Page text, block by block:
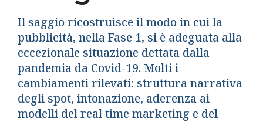
Il saggio ricostruisce il modo in cui la
pubblicità, nella Fase 1, si è adeguata alla
eccezionale situazione dettata dalla
pandemia da Covid-19. Molti i
cambiamenti rilevati: struttura narrativa
degli spot, intonazione, aderenza ai
modelli del real time marketing e del